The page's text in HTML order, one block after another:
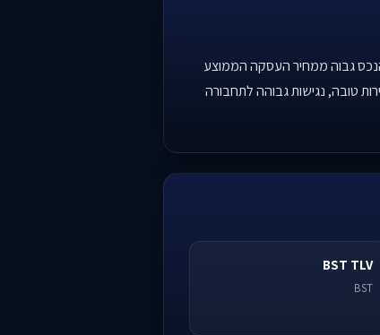
הנכס גבוה ממחיר העסקה הממוצע
טובה, נגישות גבוהה לתחבורה
BST TLV
BST